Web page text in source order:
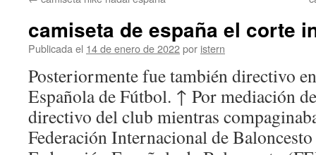
camiseta de españa el corte
Publicada el 14 de enero de 2022por istern
Posteriormente fue también directivo
Española de Fútbol. ↑ Por mediación
directivo del club mientras
Federación Internacional de